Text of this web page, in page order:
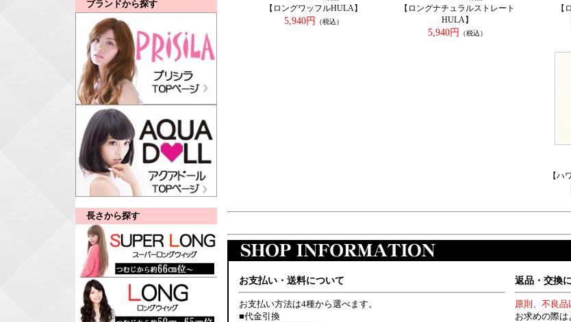
ブランドから探す
長さから探す
【ロングワッフルHULA】
5,940円
（税込）
【ロングナチュラルストレート
HULA】
5,940円
（税込）
【
【ハ
お支払い・送料について
お支払い方法は4種から選べます。
■代金引換
返品・交換
原則、不良品
お求めの際は